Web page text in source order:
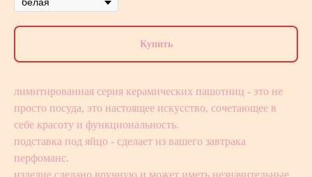
Купить
лимитированная серия керамических пашотниц - это не
просто посуда, это настоящее искусство, сочетающее в
себе красоту и функциональность.
подставка под яйцо - сделает из вашего завтрака
перфоманс.